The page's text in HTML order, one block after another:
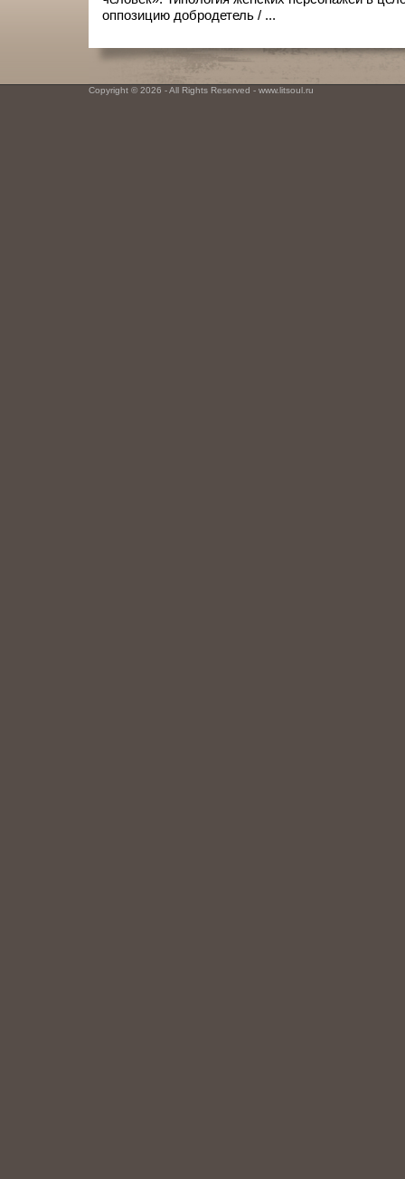
оппозицию добродетель / ...
Copyright © 2026 - All Rights Reserved - www.litsoul.ru